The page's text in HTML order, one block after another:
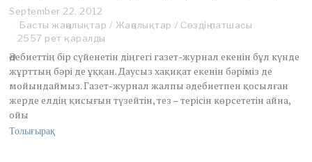
September 22, 2012
e
p
e
m
b
e
Басты жаңалықтар / Жаңалықтар / Сөздің патшасы
2557 рет қаралды
Әдебиеттің бір сүйенетін діңгегі газет-журнал екенін бұл күнде
жұрттың бәрі де ұққан. Даусыз хақиқат екенін бәріміз де
мойындаймыз. Газет-журнал жалпы әдебиетпен қосылған
жерде елдің қисығын түзейтін, тез – терісін көрсететін айна,
ойы
Толығырақ